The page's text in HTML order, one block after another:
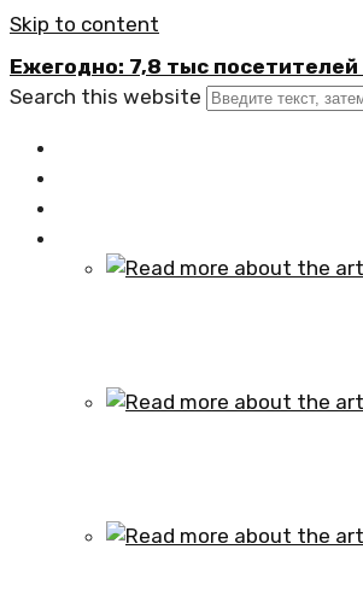
Skip to content
Ежегодно: 7,8 тыс посетителей
Search this website